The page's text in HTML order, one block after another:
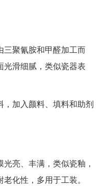
三聚氰胺和甲醛加工而
光滑细腻，类似瓷器表
加入颜料、填料和助剂
亮、丰满，类似瓷釉，
化性，多用于工装。